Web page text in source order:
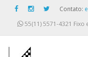
Contato:
55(11) 5571-4321 Fixo